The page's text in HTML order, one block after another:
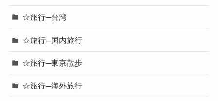
☆旅行─台湾
☆旅行─国内旅行
☆旅行─東京散歩
☆旅行─海外旅行